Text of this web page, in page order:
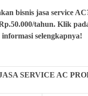
bisnis jasa service
tahun. Klik
informasi selengkapnya!
SERVICE AC